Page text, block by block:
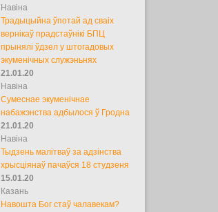
Навіна
Традыцыйна ўпотай ад сваіх
вернікаў прадстаўнікі БПЦ
прынялі ўдзел у штогадовых
экуменічных служэньнях
21.01.20
Навіна
Сумеснае экуменічнае
набажэнства адбылося ў Гродна
21.01.20
Навіна
Тыдзень малітваў за адзінства
хрысціянаў пачаўся 18 студзеня
15.01.20
Казань
Навошта Бог стаў чалавекам?